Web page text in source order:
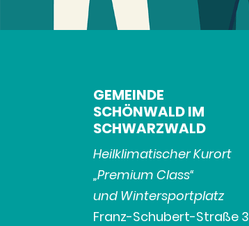
GEMEINDE
SCHÖNWALD IM
SCHWARZWALD
Heilklimatischer Kurort
„Premium Class“
und Wintersportplatz
Franz-Schubert-Straße 3